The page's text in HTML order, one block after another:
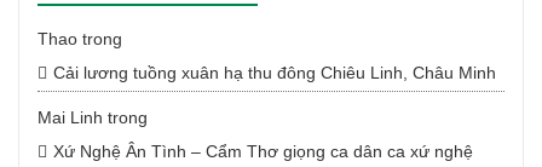
Thao trong
Cải lương tuồng xuân hạ thu đông Chiêu Linh, Châu Minh
Mai Linh trong
Xứ Nghệ Ân Tình – Cẩm Thơ giọng ca dân ca xứ nghệ